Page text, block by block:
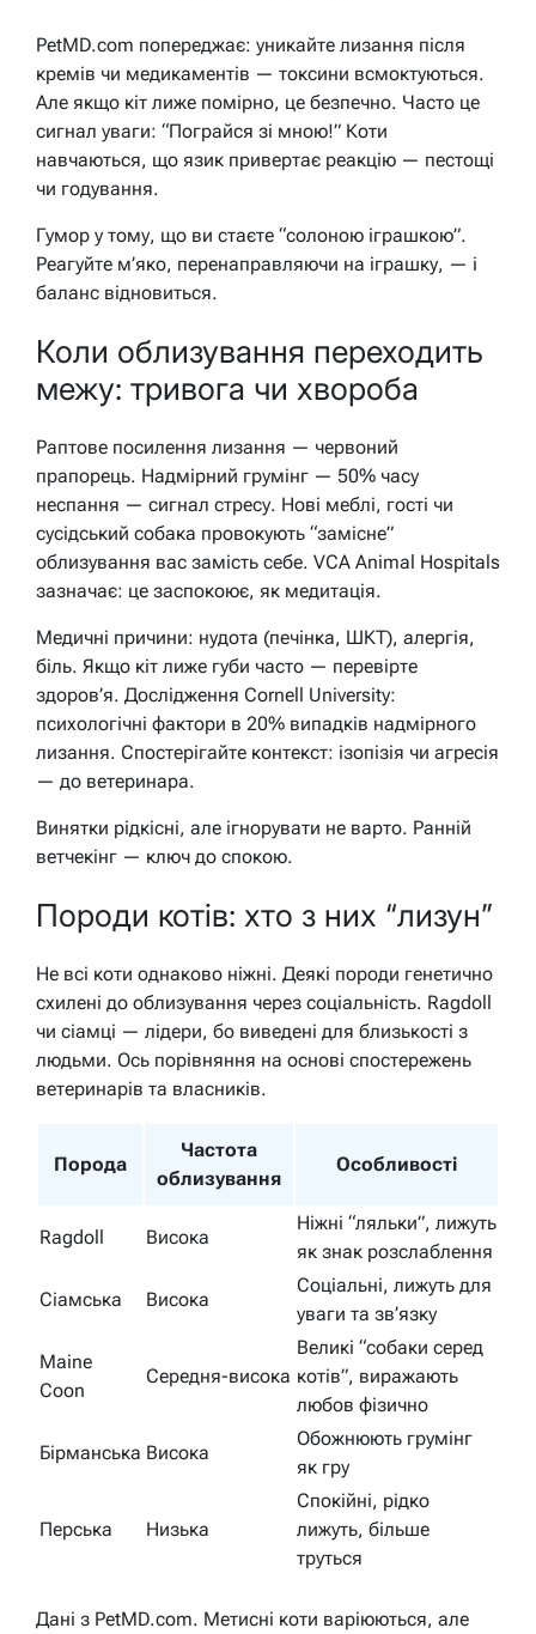
PetMD.com попереджає: уникайте лизання після
кремів чи медикаментів — токсини всмоктуються.
Але якщо кіт лиже помірно, це безпечно. Часто це
сигнал уваги: “Пограйся зі мною!” Коти
навчаються, що язик привертає реакцію — пестощі
чи годування.
Гумор у тому, що ви стаєте “солоною іграшкою”.
Реагуйте м’яко, перенаправляючи на іграшку, — і
баланс відновиться.
Коли облизування переходить
межу: тривога чи хвороба
Раптове посилення лизання — червоний
прапорець. Надмірний грумінг — 50% часу
неспання — сигнал стресу. Нові меблі, гості чи
сусідський собака провокують “замісне”
облизування вас замість себе. VCA Animal Hospitals
зазначає: це заспокоює, як медитація.
Медичні причини: нудота (печінка, ШКТ), алергія,
біль. Якщо кіт лиже губи часто — перевірте
здоров’я. Дослідження Cornell University:
психологічні фактори в 20% випадків надмірного
лизання. Спостерігайте контекст: ізопізія чи агресія
— до ветеринара.
Винятки рідкісні, але ігнорувати не варто. Ранній
ветчекінг — ключ до спокою.
Породи котів: хто з них “лизун”
Не всі коти однаково ніжні. Деякі породи генетично
схилені до облизування через соціальність. Ragdoll
чи сіамці — лідери, бо виведені для близькості з
людьми. Ось порівняння на основі спостережень
ветеринарів та власників.
Порода
Частота
облизування
Особливості
Ragdoll Висока
Ніжні “ляльки”, лижуть
як знак розслаблення
Сіамська Висока
Соціальні, лижуть для
уваги та зв’язку
Maine
Coon
Середня-висока
Великі “собаки серед
котів”, виражають
любов фізично
Бірманська Висока
Обожнюють грумінг
як гру
Перська Низька
Спокійні, рідко
лижуть, більше
труться
Дані з PetMD.com. Метисні коти варіюються, але